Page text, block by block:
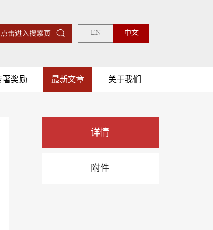
EN 中文
著奖励 最新文章 关于我们
详情
附件